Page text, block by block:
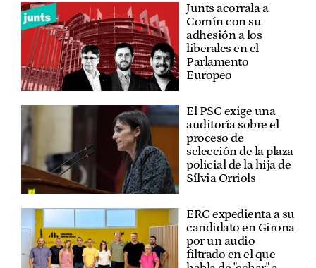
Junts acorrala a
Comín con su
adhesión a los
liberales en el
Parlamento
Europeo
El PSC exige una
auditoría sobre el
proceso de
selección de la plaza
policial de la hija de
Sílvia Orriols
ERC expedienta a su
candidato en Girona
por un audio
filtrado en el que